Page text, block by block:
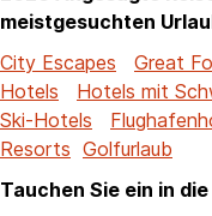
meistgesuchten
City Escapes
Great
Hotels
Hotels mit
Ski-Hotels
Resorts Golfurlaub
Tauchen Sie ein in